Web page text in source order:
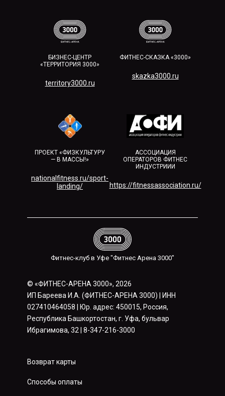
БИЗНЕС-ЦЕНТР
«ТЕРРИТОРИЯ 3000»
territory3000.ru​
ФИТНЕС-СКАЗКА «3000»
skazka3000.ru
ПРОЕКТ «ФИЗКУЛЬТУРУ
— В МАССЫ!»
nationalfitness.ru/sport-
landing/
АССОЦИАЦИЯ
ОПЕРАТОРОВ ФИТНЕС
ИНДУСТРИИИ
https://fitnessassociation.ru/
Фитнес-клуб в Уфе "Фитнес Арена 3000"
© «ФИТНЕС-АРЕНА 3000», 2026
ИП Бареева И.А. (ФИТНЕС-АРЕНА 3000) | ИНН
027410464058 | Юр. адрес: 450015, Россия,
Республика Башкортостан, г. Уфа, бульвар
Ибрагимова, 32 | 8-347-216-3000
Возврат карты
Способы оплаты